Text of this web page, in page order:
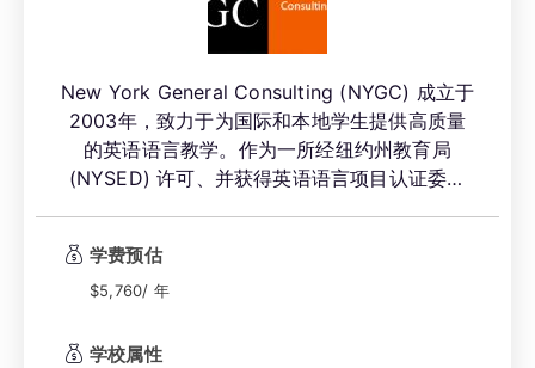
New York General Consulting (NYGC) 成立于
2003年，致力于为国际和本地学生提供高质量
的英语语言教学。作为一所经纽约州教育局
(NYSED) 许可、并获得英语语言项目认证委员
个人、学术和职业方面的英语学习需求。学校位
于曼哈顿中城的核心地带，交通便利，为学生提
学费预估
$5,760/ 年
学校属性